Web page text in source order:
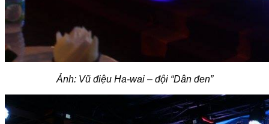
Ảnh: Vũ điệu Ha-wai – đội “Dân đen”